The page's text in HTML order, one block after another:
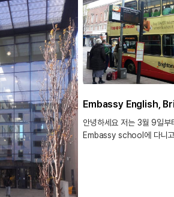
안녕하세요 저는 3월 9일부
Embassy school에 다니